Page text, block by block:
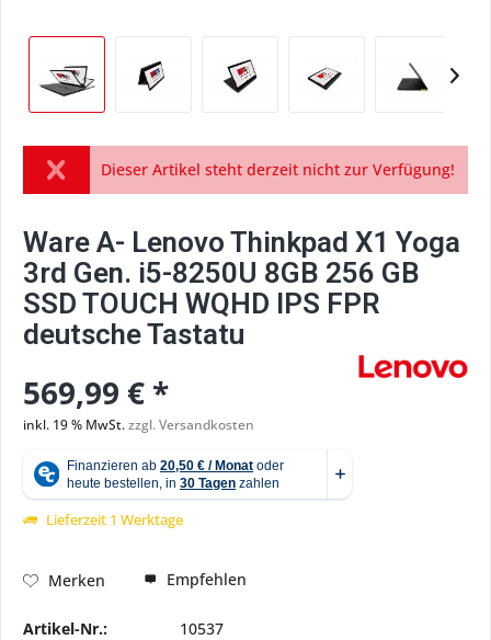
Dieser Artikel steht derzeit nicht zur Verfügung!
Ware A- Lenovo Thinkpad X1 Yoga
3rd Gen. i5-8250U 8GB 256 GB
SSD TOUCH WQHD IPS FPR
deutsche Tastatu
569,99 € *
inkl. 19 % MwSt.zzgl. Versandkosten
Lieferzeit 1 Werktage
Merken Empfehlen
Artikel-Nr.:
10537